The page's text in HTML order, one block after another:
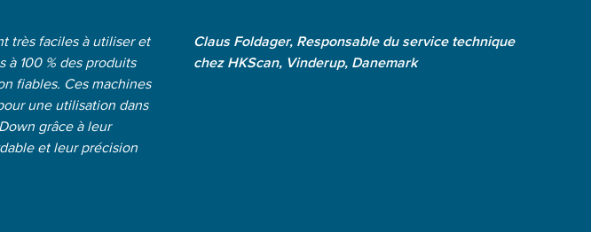
très faciles à utiliser et
à 100 % des produits
fiables. Ces machines
une utilisation dans
grâce à leur
et leur précision
Claus Foldager, Responsable du service technique
chez HKScan, Vinderup, Danemark